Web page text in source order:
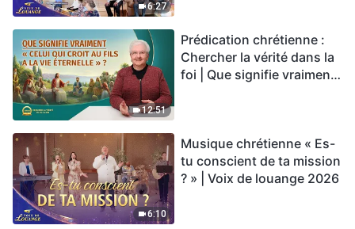
6:27
12:51
Prédication chrétienne :
Chercher la vérité dans la
foi | Que signifie vraiment
6:10
Musique chrétienne « Es-
tu conscient de ta mission
? » | Voix de louange 2026